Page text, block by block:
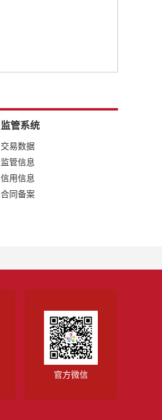
监管系统
交易数据
监管信息
信用信息
合同备案
官方微信